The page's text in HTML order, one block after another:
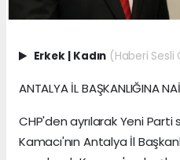
Erkek | Kadın (Haberi Sesli
ANTALYA İL BAŞKANLIĞINA
CHP'den ayrılarak Yeni Parti
Kamacı'nın Antalya İl